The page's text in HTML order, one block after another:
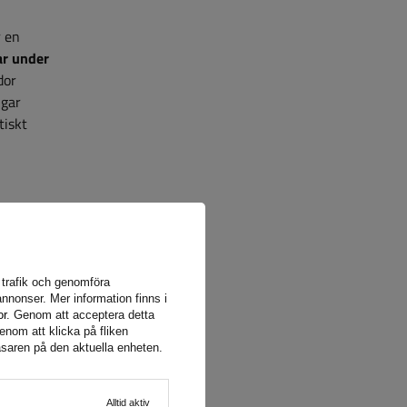
under
för
vår
och genomföra
Mer information finns i
. Genom att acceptera detta
att klicka på fliken
på den aktuella enheten.
Alltid aktiv